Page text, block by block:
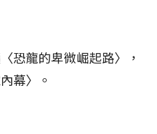
恐龍的卑微崛起路〉，
幕〉。